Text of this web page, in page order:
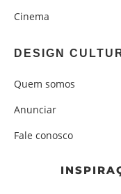
Cinema
DESIGN
Quem somos
Anunciar
Fale conosco